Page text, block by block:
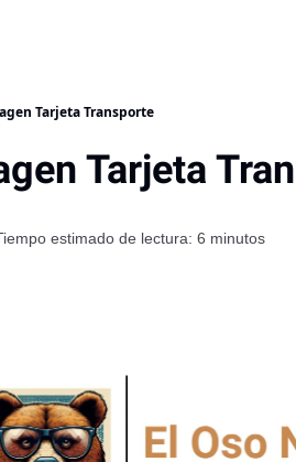
Tarjeta Transporte
Tarjeta
estimado de lectura: 6 minutos